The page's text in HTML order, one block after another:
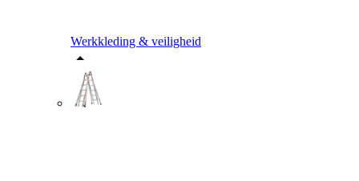
Werkkleding & veiligheid